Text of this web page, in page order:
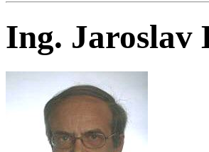
Ing. Jaroslav